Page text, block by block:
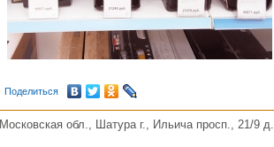
Поделиться
Московская обл., Шатура г., Ильича просп., 21/9 д.